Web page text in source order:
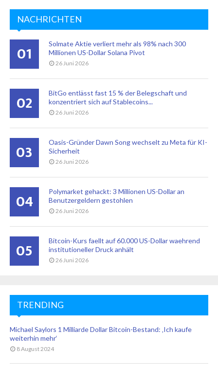
NACHRICHTEN
01
Solmate Aktie verliert mehr als 98% nach 300
Millionen US-Dollar Solana Pivot
26 Juni 2026
02
BitGo entlässt fast 15 % der Belegschaft und
konzentriert sich auf Stablecoins...
26 Juni 2026
03
Oasis-Gründer Dawn Song wechselt zu Meta für KI-
Sicherheit
26 Juni 2026
04
Polymarket gehackt: 3 Millionen US-Dollar an
Benutzergeldern gestohlen
26 Juni 2026
05
Bitcoin-Kurs faellt auf 60.000 US-Dollar waehrend
institutioneller Druck anhält
26 Juni 2026
TRENDING
Michael Saylors 1 Milliarde Dollar Bitcoin-Bestand: ‚Ich kaufe
weiterhin mehr‘
8 August 2024